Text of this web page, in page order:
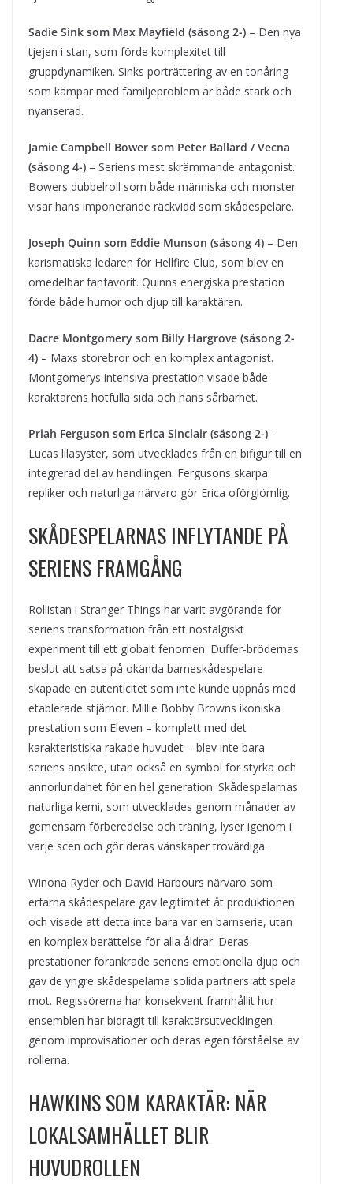
Sadie Sink som Max Mayfield (säsong 2-) – Den nya
tjejen i stan, som förde komplexitet till
gruppdynamiken. Sinks porträttering av en tonåring
som kämpar med familjeproblem är både stark och
nyanserad.
Jamie Campbell Bower som Peter Ballard / Vecna
(säsong 4-) – Seriens mest skrämmande antagonist.
Bowers dubbelroll som både människa och monster
visar hans imponerande räckvidd som skådespelare.
Joseph Quinn som Eddie Munson (säsong 4) – Den
karismatiska ledaren för Hellfire Club, som blev en
omedelbar fanfavorit. Quinns energiska prestation
förde både humor och djup till karaktären.
Dacre Montgomery som Billy Hargrove (säsong 2-
4) – Maxs storebror och en komplex antagonist.
Montgomerys intensiva prestation visade både
karaktärens hotfulla sida och hans sårbarhet.
Priah Ferguson som Erica Sinclair (säsong 2-) –
Lucas lilasyster, som utvecklades från en bifigur till en
integrerad del av handlingen. Fergusons skarpa
repliker och naturliga närvaro gör Erica oförglömlig.
SKÅDESPELARNAS INFLYTANDE PÅ
SERIENS FRAMGÅNG
Rollistan i Stranger Things har varit avgörande för
seriens transformation från ett nostalgiskt
experiment till ett globalt fenomen. Duffer-brödernas
beslut att satsa på okända barneskådespelare
skapade en autenticitet som inte kunde uppnås med
etablerade stjärnor. Millie Bobby Browns ikoniska
prestation som Eleven – komplett med det
karakteristiska rakade huvudet – blev inte bara
seriens ansikte, utan också en symbol för styrka och
annorlundahet för en hel generation. Skådespelarnas
naturliga kemi, som utvecklades genom månader av
gemensam förberedelse och träning, lyser igenom i
varje scen och gör deras vänskaper trovärdiga.
Winona Ryder och David Harbours närvaro som
erfarna skådespelare gav legitimitet åt produktionen
och visade att detta inte bara var en barnserie, utan
en komplex berättelse för alla åldrar. Deras
prestationer förankrade seriens emotionella djup och
gav de yngre skådespelarna solida partners att spela
mot. Regissörerna har konsekvent framhållit hur
ensemblen har bidragit till karaktärsutvecklingen
genom improvisationer och deras egen förståelse av
rollerna.
HAWKINS SOM KARAKTÄR: NÄR
LOKALSAMHÄLLET BLIR
HUVUDROLLEN